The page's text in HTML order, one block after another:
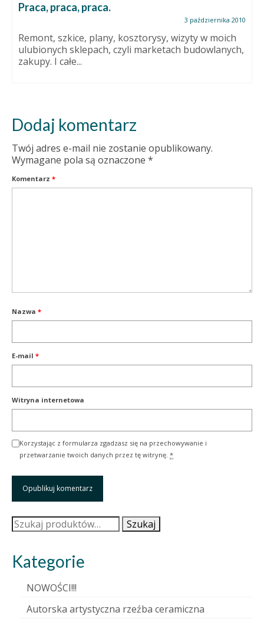
Praca, praca, praca.
3 października 2010
Remont, szkice, plany, kosztorysy, wizyty w moich
ulubionych sklepach, czyli marketach budowlanych,
zakupy. I całe...
Dodaj komentarz
Twój adres e-mail nie zostanie opublikowany.
Wymagane pola są oznaczone *
Komentarz *
Nazwa *
E-mail *
Witryna internetowa
Korzystając z formularza zgadzasz się na przechowywanie i
przetwarzanie twoich danych przez tę witrynę. *
Szukaj: Szukaj
Kategorie
NOWOŚCI!!!
Autorska artystyczna rzeźba ceramiczna